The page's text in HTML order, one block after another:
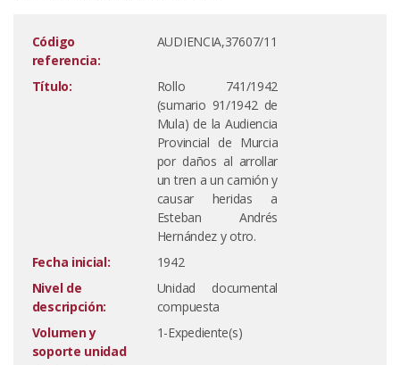
Código
referencia:
AUDIENCIA,37607/11
Título:
Rollo 741/1942
(sumario 91/1942 de
Mula) de la Audiencia
Provincial de Murcia
por daños al arrollar
un tren a un camión y
causar heridas a
Esteban Andrés
Hernández y otro.
Fecha inicial:
1942
Nivel de
descripción:
Unidad documental
compuesta
Volumen y
soporte unidad
1-Expediente(s)